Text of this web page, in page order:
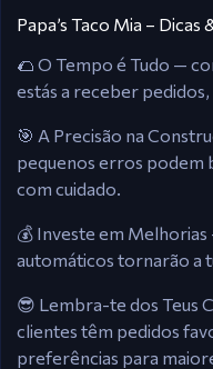
Papa’s Taco Mia – Dicas
🌮 O Tempo é Tudo —
estás a receber pedidos,
🎯 A Precisão na
pequenos erros podem
com cuidado.
💰 Investe em
automáticos tornarão a
😎 Lembra-te dos Teus
clientes têm pedidos
preferências para